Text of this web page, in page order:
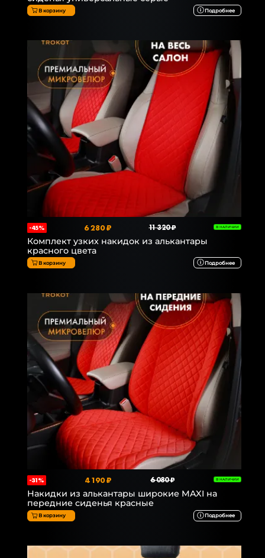
В корзину Подробнее
-45% 6 280 ₽ 11 320 ₽ В НАЛИЧИИ
Комплект узких накидок из алькантары
красного цвета
В корзину Подробнее
-31% 4 190 ₽ 6 080 ₽ В НАЛИЧИИ
Накидки из алькантары широкие MAXI на
передние сиденья красные
В корзину Подробнее